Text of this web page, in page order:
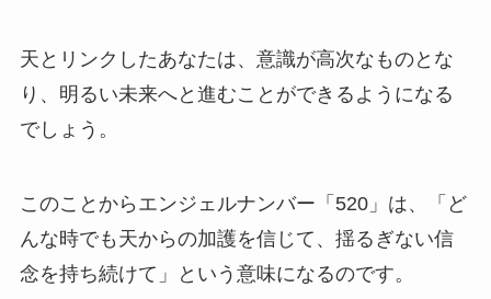
天とリンクしたあなたは、意識が高次なものとな
り、明るい未来へと進むことができるようになる
でしょう。
このことからエンジェルナンバー「520」は、「ど
んな時でも天からの加護を信じて、揺るぎない信
念を持ち続けて」という意味になるのです。